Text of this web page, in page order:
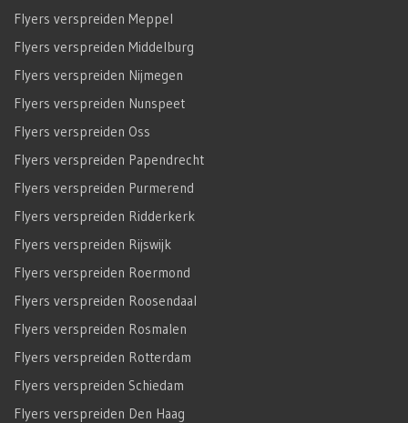
Flyers verspreiden Meppel
Flyers verspreiden Middelburg
Flyers verspreiden Nijmegen
Flyers verspreiden Nunspeet
Flyers verspreiden Oss
Flyers verspreiden Papendrecht
Flyers verspreiden Purmerend
Flyers verspreiden Ridderkerk
Flyers verspreiden Rijswijk
Flyers verspreiden Roermond
Flyers verspreiden Roosendaal
Flyers verspreiden Rosmalen
Flyers verspreiden Rotterdam
Flyers verspreiden Schiedam
Flyers verspreiden Den Haag